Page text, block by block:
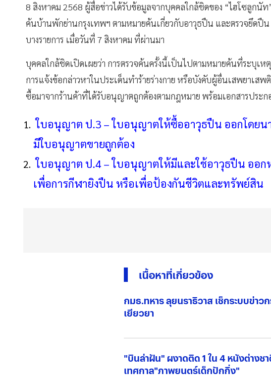
8 สิงหาคม 2568 ผู้สื่อข่าวได้รับข้อมูลจากบุคคลใกล้ชิดของ “ไฮโซลูกนั
ค้นบ้านพักย่านกรุงเทพฯ ตามหมายค้นเกี่ยวกับอาวุธปืน และตรวจยึดปืน
บางรายการ เมื่อวันที่ 7 สิงหาคม ที่ผ่านมา
บุคคลใกล้ชิดเปิดเผยว่า การตรวจค้นครั้งนี้เป็นไปตามหมายค้นที่ระบุเห
การแจ้งข้อกล่าวหาในประเด็นทำร้ายร่างกาย หรือบังคับผู้อื่นเสพยาเ
ซื้อมาจากร้านค้าที่ได้รับอนุญาตถูกต้องตามกฎหมาย พร้อมเอกสารประ
ใบอนุญาต ป.3 – ใบอนุญาตให้ซื้ออาวุธปืน ออกโดย
มีใบอนุญาตขายถูกต้อง
ใบอนุญาต ป.4 – ใบอนุญาตให้มีและใช้อาวุธปืน ออก
เพื่อการกีฬายิงปืน หรือเพื่อป้องกันชีวิตและทรัพย์สิน
เนื้อหาที่เกี่ยวข้อง
กมธ.ทหาร ลุยนราธิวาส เช็กระบบข่าว
เยียวยา
"บินล่าฝัน" ผงาดติด 1 ใน 4 หนังต่างชา
เทศกาล"ภาพยนตร์เด็กปักกิ่ง"